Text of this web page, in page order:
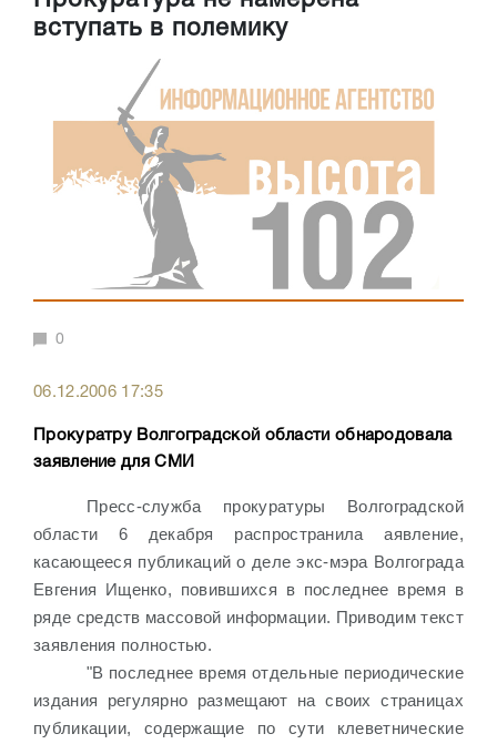
вступать в полемику
0
06.12.2006 17:35
Прокуратру Волгоградской области обнародовала
заявление для СМИ
Пресс-служба прокуратуры Волгоградской
области 6 декабря распространила аявление,
касающееся публикаций о деле экс-мэра Волгограда
Евгения Ищенко, повившихся в последнее время в
ряде средств массовой информации. Приводим текст
заявления полностью.
"В последнее время отдельные периодические
издания регулярно размещают на своих страницах
публикации, содержащие по сути клеветнические